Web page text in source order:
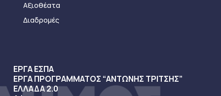
Αξιοθέατα
Διαδρομές
ΕΡΓΑ ΕΣΠΑ
ΕΡΓΑ ΠΡΟΓΡΑΜΜΑΤΟΣ “ΑΝΤΩΝΗΣ ΤΡΙΤΣΗΣ”
ΕΛΛΑΔΑ 2.0